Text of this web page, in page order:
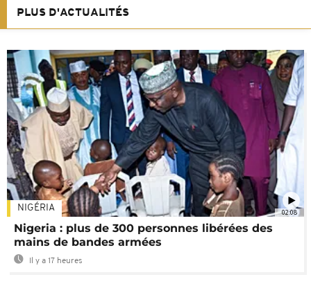
PLUS D'ACTUALITÉS
02:08
NIGÉRIA
Nigeria : plus de 300 personnes libérées des
mains de bandes armées
Il y a 17 heures